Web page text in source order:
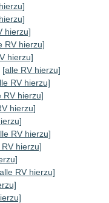
hierzu]
RV hierzu]
hierzu]
[alle RV hierzu]
RV hierzu]
RV hierzu]
hierzu]
RV hierzu]
RV hierzu]
RV hierzu]